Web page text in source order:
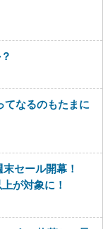
なるのもたまに
セール開幕！
が対象に！